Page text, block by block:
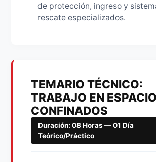
de protección, ingreso y
rescate especializados.
TEMARIO TÉCNICO:
TRABAJO EN
CONFINADOS
Duración: 08 Horas — 01 Día
Teórico/Práctico